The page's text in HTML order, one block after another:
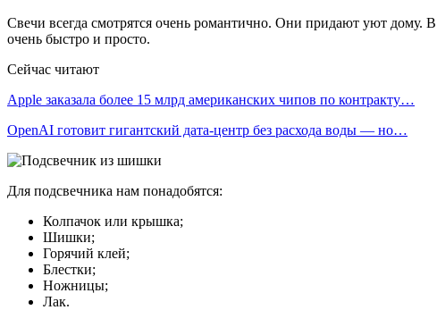
Свечи всегда смотрятся очень романтично. Они придают уют дому.
очень быстро и просто.
Сейчас читают
Apple заказала более 15 млрд американских чипов по контракту…
OpenAI готовит гигантский дата-центр без расхода воды — но…
Для подсвечника нам понадобятся:
Колпачок или крышка;
Шишки;
Горячий клей;
Блестки;
Ножницы;
Лак.